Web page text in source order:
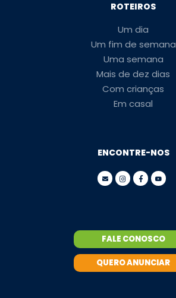
ROTEIROS
Um dia
Um fim de semana
Uma semana
Mais de dez dias
Com crianças
Em casal
ENCONTRE-NOS
FALE CONOSCO
QUERO ANUNCIAR